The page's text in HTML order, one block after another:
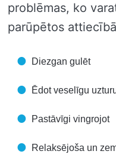
problēmas, ko
parūpētos
Diezgan gulēt
Ēdot veselīgu
Pastāvīgi vingrojot
Relaksējoša un